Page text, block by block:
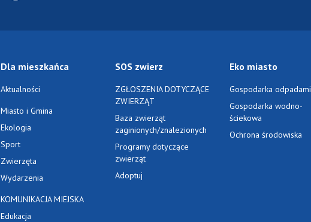
Dla mieszkańca
Aktualności
Miasto i Gmina
Ekologia
Sport
Zwierzęta
Wydarzenia
KOMUNIKACJA MIEJSKA
Edukacja
SOS zwierz
ZGŁOSZENIA DOTYCZĄCE
ZWIERZĄT
Baza zwierząt
zaginionych/znalezionych
Programy dotyczące
zwierząt
Adoptuj
Eko miasto
Gospodarka odpadami
Gospodarka wodno-
ściekowa
Ochrona środowiska